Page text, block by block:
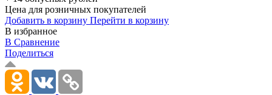
Цена для розничных покупателей
Добавить в корзину Перейти в корзину
В избранное
В Сравнение
Поделиться